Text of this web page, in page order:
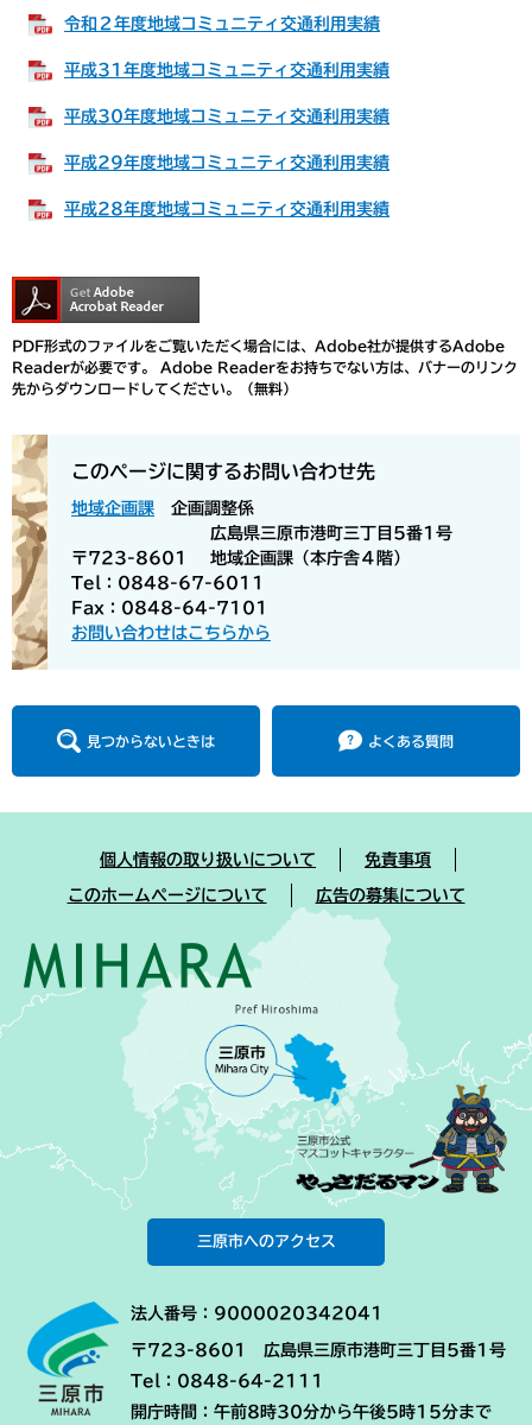
令和２年度地域コミュニティ交通利用実績
平成31年度地域コミュニティ交通利用実績
平成30年度地域コミュニティ交通利用実績
平成29年度地域コミュニティ交通利用実績
平成28年度地域コミュニティ交通利用実績
PDF形式のファイルをご覧いただく場合には、Adobe社が提供するAdobe
Readerが必要です。
Adobe Readerをお持ちでない方は、バナーのリンク
先からダウンロードしてください。（無料）
このページに関するお問い合わせ先
地域企画課 企画調整係
〒723-8601
広島県三原市港町三丁目5番1号
地域企画課（本庁舎４階）
Tel：0848-67-6011
Fax：0848-64-7101
お問い合わせはこちらから
見つからないときは よくある質問
個人情報の取り扱いについて 免責事項
このホームページについて 広告の募集について
三原市へのアクセス
法人番号：9000020342041
〒723-8601 広島県三原市港町三丁目5番1号
Tel：0848-64-2111
開庁時間：午前8時30分から午後5時15分まで